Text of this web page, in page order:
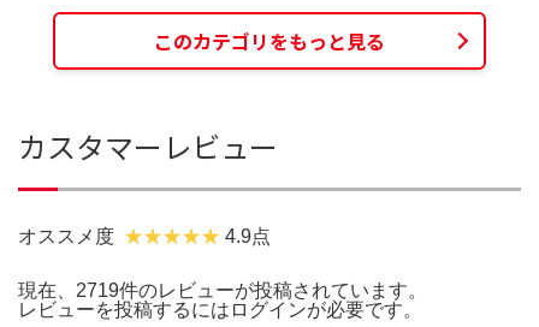
このカテゴリをもっと見る
カスタマーレビュー
オススメ度 4.9点
現在、2719件のレビューが投稿されています。
レビューを投稿するには ログインが必要です。